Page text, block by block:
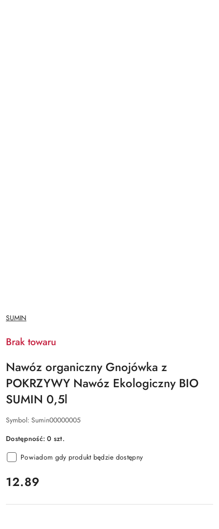
NAZWA
PRODUCENTA:
SUMIN
Brak towaru
Nawóz organiczny Gnojówka z
POKRZYWY Nawóz Ekologiczny BIO
SUMIN 0,5l
Symbol: Sumin00000005
Dostępność:0 szt.
Powiadom gdy produkt będzie dostępny
cena:
12.89